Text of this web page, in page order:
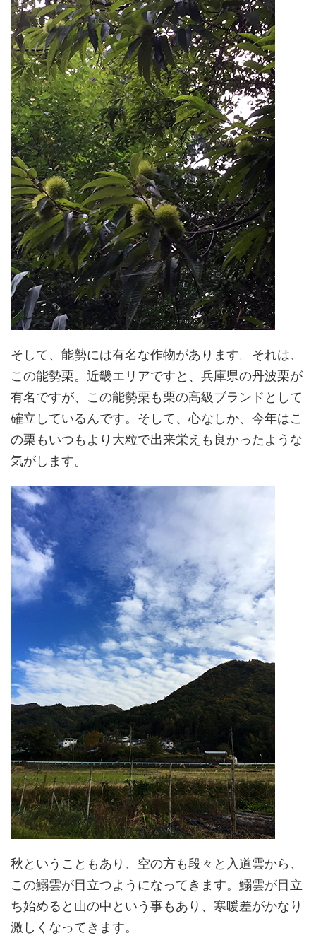
そして、能勢には有名な作物があります。それは、
この能勢栗。近畿エリアですと、兵庫県の丹波栗が
有名ですが、この能勢栗も栗の高級ブランドとして
確立しているんです。そして、心なしか、今年はこ
の栗もいつもより大粒で出来栄えも良かったような
気がします。
秋ということもあり、空の方も段々と入道雲から、
この鰯雲が目立つようになってきます。鰯雲が目立
ち始めると山の中という事もあり、寒暖差がかなり
激しくなってきます。